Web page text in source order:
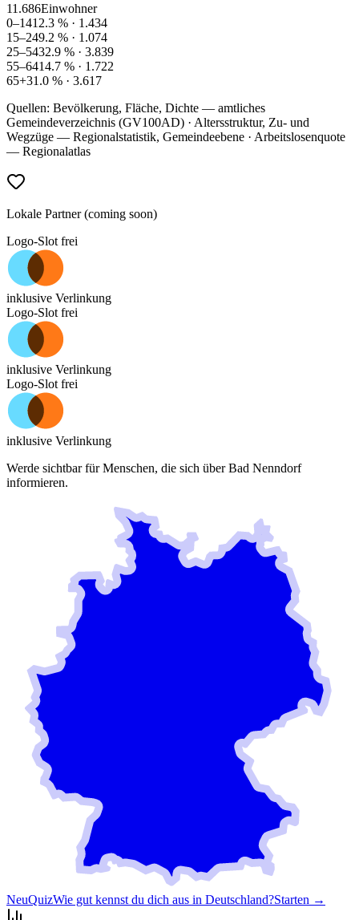
11.686Einwohner
0–1412.3 % · 1.434
15–249.2 % · 1.074
25–5432.9 % · 3.839
55–6414.7 % · 1.722
65+31.0 % · 3.617
Quellen: Bevölkerung, Fläche, Dichte — amtliches
Gemeindeverzeichnis (GV100AD) · Altersstruktur, Zu- und
Wegzüge — Regionalstatistik, Gemeindeebene · Arbeitslosenquote
— Regionalatlas
Lokale Partner (coming soon)
Logo-Slot frei
inklusive Verlinkung
Logo-Slot frei
inklusive Verlinkung
Logo-Slot frei
inklusive Verlinkung
Werde sichtbar für Menschen, die sich überBad Nenndorf
informieren.
NeuQuizWie gut kennst du dich aus in Deutschland?Starten →